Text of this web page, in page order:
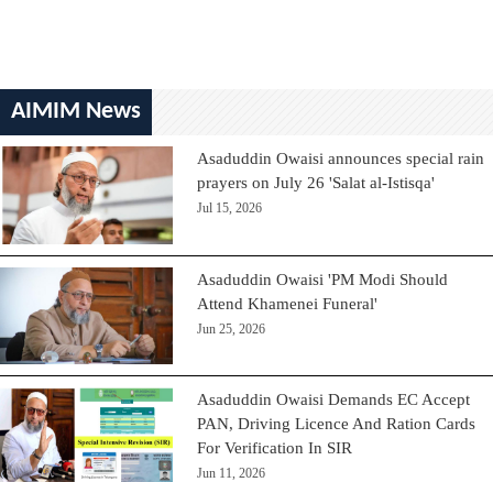
AIMIM News
Asaduddin Owaisi announces special rain
prayers on July 26 'Salat al-Istisqa'
Jul 15, 2026
Asaduddin Owaisi 'PM Modi Should
Attend Khamenei Funeral'
Jun 25, 2026
Asaduddin Owaisi Demands EC Accept
PAN, Driving Licence And Ration Cards
For Verification In SIR
Jun 11, 2026